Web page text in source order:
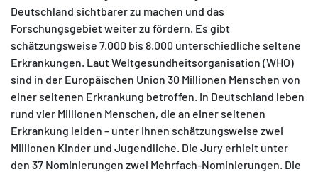
Deutschland sichtbarer zu machen und das
Forschungsgebiet weiter zu fördern. Es gibt
schätzungsweise 7.000 bis 8.000 unterschiedliche seltene
Erkrankungen. Laut Weltgesundheitsorganisation (WHO)
sind in der Europäischen Union 30 Millionen Menschen von
einer seltenen Erkrankung betroffen. In Deutschland leben
rund vier Millionen Menschen, die an einer seltenen
Erkrankung leiden – unter ihnen schätzungsweise zwei
Millionen Kinder und Jugendliche. Die Jury erhielt unter
den 37 Nominierungen zwei Mehrfach-Nominierungen. Die